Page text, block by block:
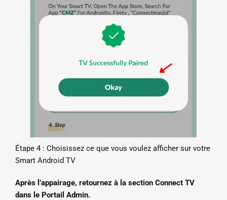
Étape 4 : Choisissez ce que vous voulez afficher sur votre
Smart Android TV
Après l’appairage, retournez à la section Connect TV
dans le Portail Admin.